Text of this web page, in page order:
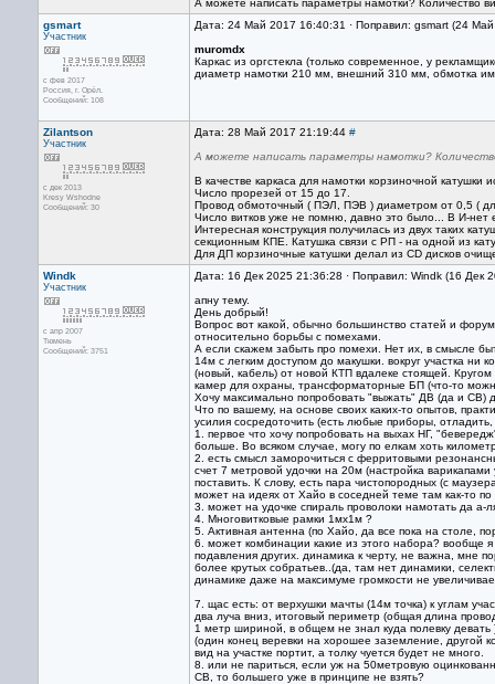
А можете написать параметры намотки? Количество
gsmart
Участник
с фев 2017
Россия, г. Орёл.
Сообщений: 108
Дата: 24 Май 2017 16:40:31 · Поправил: gsmart (24
muromdx
Каркас из оргстекла (только современное, у
диаметр намотки 210 мм, внешний 310 мм, обмотка
Zilantson
Участник
с дек 2013
Kresy Wshodne
Сообщений: 30
Дата: 28 Май 2017 21:19:44 #
А можете написать параметры намотки?
В качестве каркаса для намотки корзиночной
Число прорезей от 15 до 17.
Провод обмоточный ( ПЭЛ, ПЭВ ) диаметром от 0,5 (
Число витков уже не помню, давно это было... В И-нет
Интересная конструкция получилась из двух таких
секционным КПЕ. Катушка связи с РП - на одной из
Для ДП корзиночные катушки делал из CD дисков
Windk
Участник
с апр 2007
Тюмень
Сообщений: 3751
Дата: 16 Дек 2025 21:36:28 · Поправил: Windk (16 Дек
апну тему.
День добрый!
Вопрос вот какой, обычно большинство статей и
относительно борьбы с помехами.
А если скажем забыть про помехи. Нет их, в смысле
14м с легким доступом до макушки. вокруг участка
(новый, кабель) от новой КТП вдалеке стоящей.
камер для охраны, трансформаторные БП (что-то
Хочу максимально попробовать "выжать" ДВ (да и СВ)
Что по вашему, на основе своих каких-то опытов,
усилия сосредоточить (есть любые приборы,
1. первое что хочу попробовать на выхах НГ,
больше. Во всяком случае, могу по елкам хоть
2. есть смысл заморочиться с ферритовыми
счет 7 метровой удочки на 20м (настройка
поставить. К слову, есть пара чистопородных (с
может на идеях от Хайо в соседней теме там как-то по
3. может на удочке спираль проволоки намотать да а-
4. Многовитковые рамки 1мх1м ?
5. Активная антенна (по Хайо, да все пока на столе,
6. может комбинации какие из этого набора? вообще
подавления других. динамика к черту, не важна, мне
более крутых собратьев..(да, там нет динамики,
динамике даже на максимуме громкости не
7. щас есть: от верхушки мачты (14м точка) к углам
два луча вниз, итоговый периметр (общая длина
1 метр шириной, в общем не знал куда полевку
(один конец веревки на хорошее заземление, другой
вид на участке портит, а толку чуется будет не много.
8. или не париться, если уж на 50метровую
СВ, то большего уже в принципе не взять?